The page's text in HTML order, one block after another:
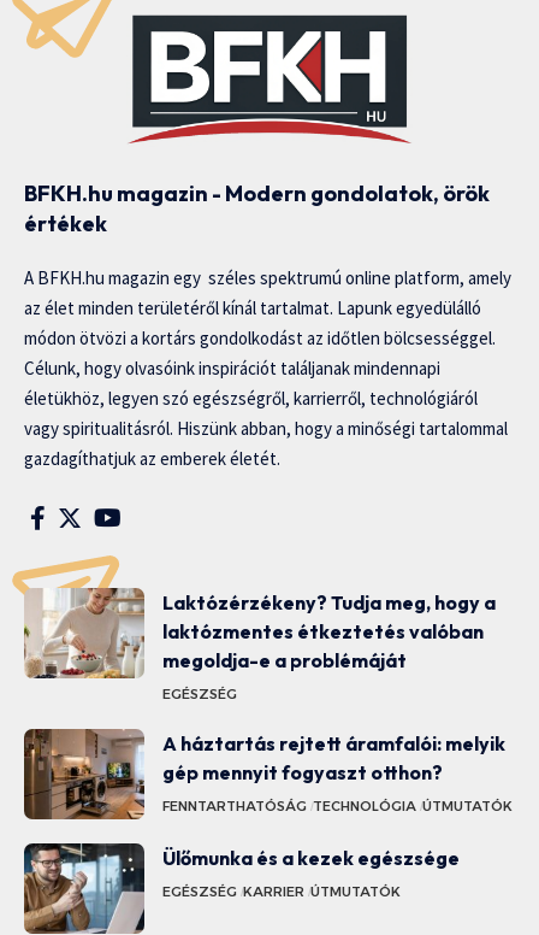
BFKH.hu magazin - Modern gondolatok, örök
értékek
A BFKH.hu magazin egy széles spektrumú online platform, amely
az élet minden területéről kínál tartalmat. Lapunk egyedülálló
módon ötvözi a kortárs gondolkodást az időtlen bölcsességgel.
Célunk, hogy olvasóink inspirációt találjanak mindennapi
életükhöz, legyen szó egészségről, karrierről, technológiáról
vagy spiritualitásról. Hiszünk abban, hogy a minőségi tartalommal
gazdagíthatjuk az emberek életét.
Laktózérzékeny? Tudja meg, hogy a
laktózmentes étkeztetés valóban
megoldja-e a problémáját
EGÉSZSÉG
A háztartás rejtett áramfalói: melyik
gép mennyit fogyaszt otthon?
FENNTARTHATÓSÁG TECHNOLÓGIA ÚTMUTATÓK
Ülőmunka és a kezek egészsége
EGÉSZSÉG KARRIER ÚTMUTATÓK